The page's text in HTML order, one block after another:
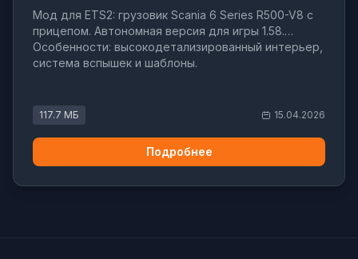
Мод для ETS2: грузовик Scania 6 Series R500-V8 с
прицепом. Автономная версия для игры 1.58.
Особенности: высокодетализированный интерьер,
система вспышек и шаблоны.
117.7 МБ 15.04.2026
Подробнее